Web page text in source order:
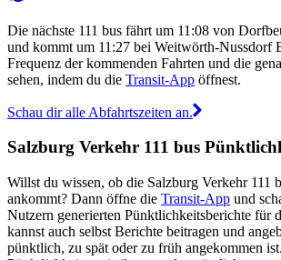
Die nächste 111 bus fährt um 11:08 von
und kommt um 11:27 bei Weitwörth-Nussdorf
Frequenz der kommenden Fahrten und die
sehen, indem du die Transit-App öffnest.
Schau dir alle Abfahrtszeiten an.
Salzburg Verkehr 111 bus
Willst du wissen, ob die Salzburg Verkehr 111
ankommt? Dann öffne die Transit-App und
Nutzern generierten Pünktlichkeitsberichte für
kannst auch selbst Berichte beitragen und
pünktlich, zu spät oder zu früh angekommen